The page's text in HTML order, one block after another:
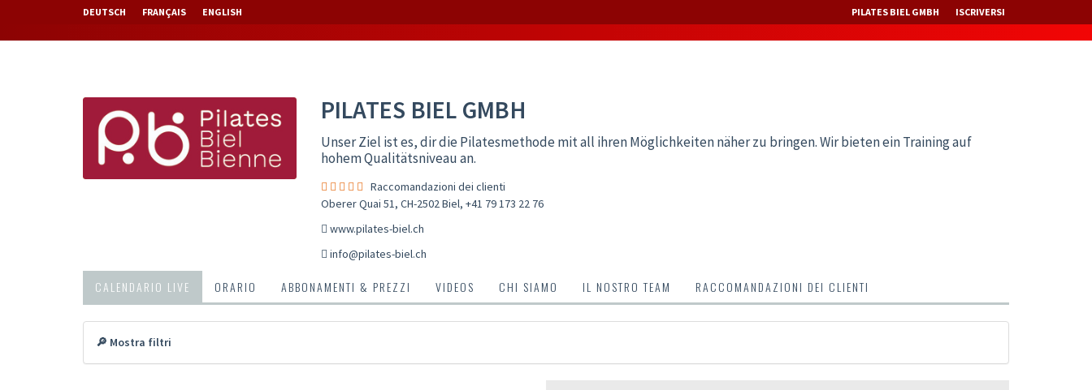
DEUTSCH FRANÇAIS ENGLISH PILATES BIEL GMBH ISCRIVERSI
PILATES BIEL GMBH
Unser Ziel ist es, dir die Pilatesmethode mit all ihren Möglichkeiten näher zu bringen. Wir bieten ein Training auf
hohem Qualitätsniveau an.
Raccomandazioni dei clienti
Oberer Quai 51, CH-2502 Biel, +41 79 173 22 76
www.pilates-biel.ch
info@pilates-biel.ch
CALENDARIO LIVE ORARIO ABBONAMENTI & PREZZI VIDEOS CHI SIAMO IL NOSTRO TEAM RACCOMANDAZIONI DEI CLIENTI
🔎 Mostra filtri